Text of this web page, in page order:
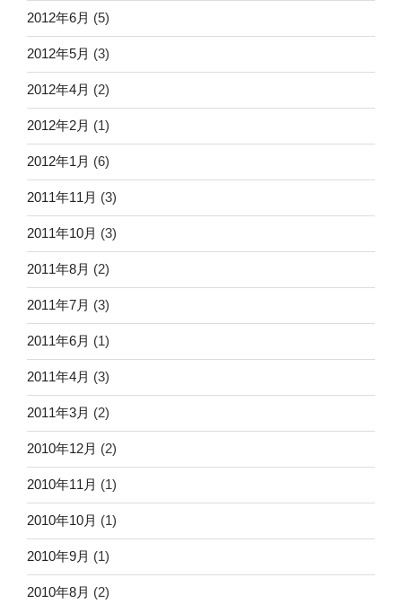
2012年6月 (5)
2012年5月 (3)
2012年4月 (2)
2012年2月 (1)
2012年1月 (6)
2011年11月 (3)
2011年10月 (3)
2011年8月 (2)
2011年7月 (3)
2011年6月 (1)
2011年4月 (3)
2011年3月 (2)
2010年12月 (2)
2010年11月 (1)
2010年10月 (1)
2010年9月 (1)
2010年8月 (2)